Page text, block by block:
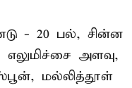
- 20 பல், சின்ன
எலுமிச்சை அளவு,
மல்லித்தூள்